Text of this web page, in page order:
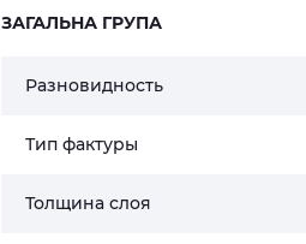
ЗАГАЛЬНА ГРУПА
Разновидность
Тип фактуры
Толщина слоя